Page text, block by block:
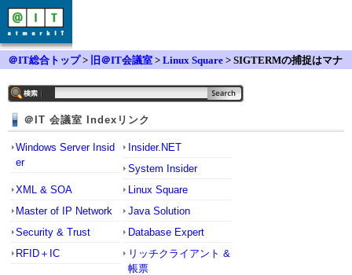
＠IT総合トップ> 旧＠IT会議室 > Linux Square > SIGTERMの捕捉はマナ
＠IT 会議室 Indexリンク
Windows Server Insid
er
Insider.NET
System Insider
XML & SOA
Linux Square
Master of IP Network
Java Solution
Security & Trust
Database Expert
RFID＋IC
リッチクライアント &
帳票